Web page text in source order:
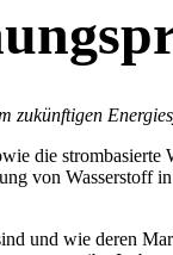
zukünftigen
die
von Wasserstoff
und wie deren